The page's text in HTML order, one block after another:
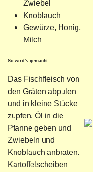
Zwiebel
Knoblauch
Gewürze, Honig,
Milch
So wird's gemacht:
Das Fischfleisch von
den Gräten abpulen
und in kleine Stücke
zupfen. Öl in die
Pfanne geben und
Zwiebeln und
Knoblauch anbraten.
Kartoffelscheiben